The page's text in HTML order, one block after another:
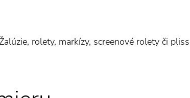
rolety, markízy, screenové rolety či